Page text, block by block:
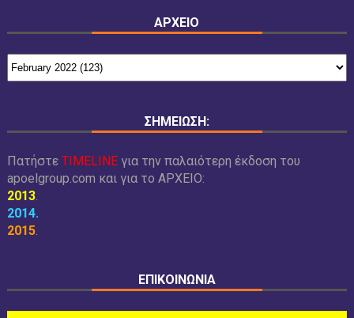
ΑΡΧΕΙΟ
ΣΗΜΕΙΩΣΗ:
Πατήστε TIMELINEγια την παλαιότερη έκδοση του
apoelgroup.com και για το ΑΡΧΕΙΟ:
2013.
2014.
2015.
ΕΠΙΚΟΙΝΩΝΙΑ